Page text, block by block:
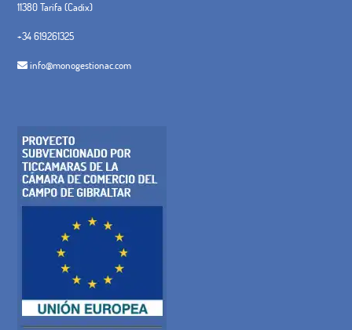
11380 Tarifa (Cadix)
+34 619261325
info@monogestionac.com